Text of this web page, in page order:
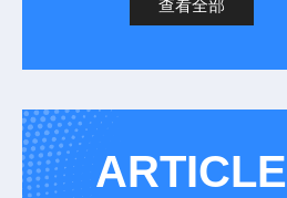
查看全部
ARTICLE